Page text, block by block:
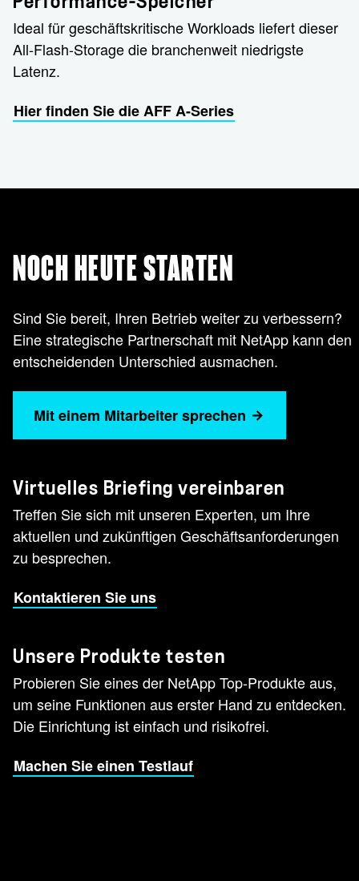
Ideal für geschäftskritische Workloads liefert dieser
All-Flash-Storage die branchenweit niedrigste
Latenz.
Hier finden Sie die AFF A-Series
NOCH HEUTE STARTEN
Sind Sie bereit, Ihren Betrieb weiter zu verbessern?
Eine strategische Partnerschaft mit NetApp kann den
entscheidenden Unterschied ausmachen.
Mit einem Mitarbeiter sprechen
Virtuelles Briefing vereinbaren
Treffen Sie sich mit unseren Experten, um Ihre
aktuellen und zukünftigen Geschäftsanforderungen
zu besprechen.
Kontaktieren Sie uns
Unsere Produkte testen
Probieren Sie eines der NetApp Top-Produkte aus,
um seine Funktionen aus erster Hand zu entdecken.
Die Einrichtung ist einfach und risikofrei.
Machen Sie einen Testlauf